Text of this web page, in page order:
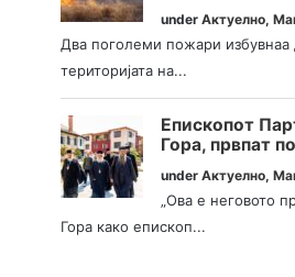
underАктуелно,
Два поголеми пожари избувнаа
територијата на...
Епископот
Гора, првпат
underАктуелно,
„Ова е неговото
Гора како епископ...